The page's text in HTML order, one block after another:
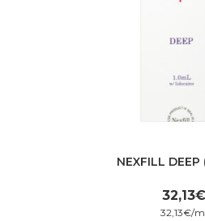
NEXFILL DEEP
32,13€
32,13€/